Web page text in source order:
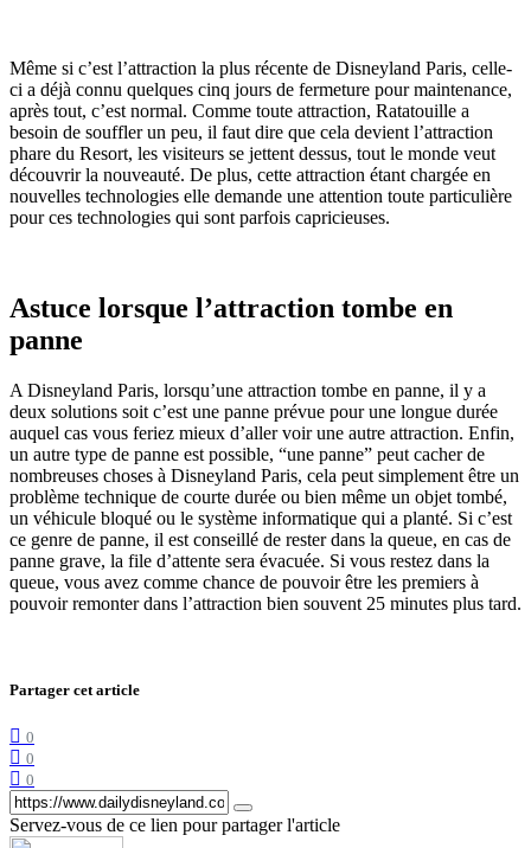
Même si c’est l’attraction la plus récente de Disneyland Paris, celle-
ci a déjà connu quelques cinq jours de fermeture pour maintenance,
après tout, c’est normal. Comme toute attraction, Ratatouille a
besoin de souffler un peu, il faut dire que cela devient l’attraction
phare du Resort, les visiteurs se jettent dessus, tout le monde veut
découvrir la nouveauté. De plus, cette attraction étant chargée en
nouvelles technologies elle demande une attention toute particulière
pour ces technologies qui sont parfois capricieuses.
Astuce lorsque l’attraction tombe en
panne
A Disneyland Paris, lorsqu’une attraction tombe en panne, il y a
deux solutions soit c’est une panne prévue pour une longue durée
auquel cas vous feriez mieux d’aller voir une autre attraction. Enfin,
un autre type de panne est possible, “une panne” peut cacher de
nombreuses choses à Disneyland Paris, cela peut simplement être un
problème technique de courte durée ou bien même un objet tombé,
un véhicule bloqué ou le système informatique qui a planté. Si c’est
ce genre de panne, il est conseillé de rester dans la queue, en cas de
panne grave, la file d’attente sera évacuée. Si vous restez dans la
queue, vous avez comme chance de pouvoir être les premiers à
pouvoir remonter dans l’attraction bien souvent 25 minutes plus tard.
Partager cet article
0
0
0
Servez-vous de ce lien pour partager l'article